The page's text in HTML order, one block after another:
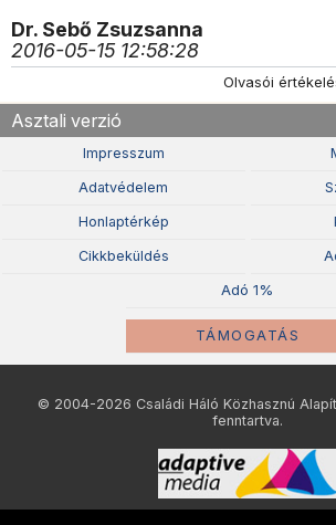
Dr. Sebő Zsuzsanna
2016-05-15 12:58:28
Olvasói
Asztali verzió
Impresszum
Adatvédelem
Honlaptérkép
Cikkbeküldés
Adó 1%
TÁMOGATÁS
© 2004-2026 Családi Háló Közhasznú
fenntartva.